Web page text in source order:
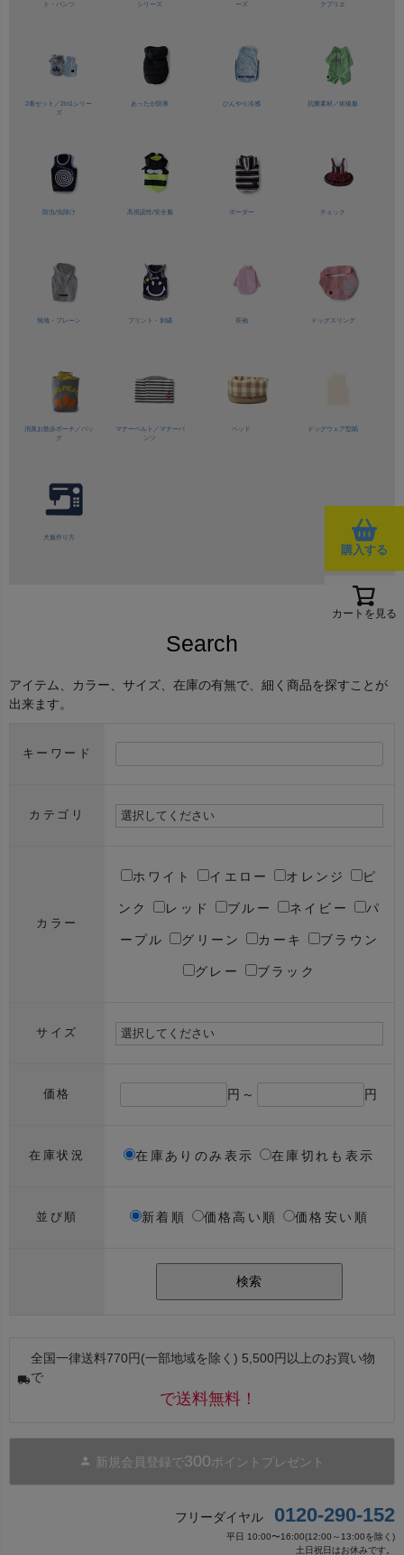
購入する
カートを見る
ト・パンツ
シリーズ
ーズ
クプリエ
2着セット／2in1シリー
ズ
あったか防寒 ひんやり冷感 抗菌素材／ 術後服
防虫/虫除け 高視認性/安全服 ボーダー チェック
無地・プレーン プリント・刺繍 長袖 ドッグスリング
消臭お散歩ポーチ／バッ
グ
マナーベルト／ マナーパ
ンツ
ベッド ドッグウェア型紙
犬服作り方
Search
アイテム、カラー、サイズ、在庫の有無で、細く商品を探すことが
出来ます。
キーワード
カテゴリ
カラー
ホワイト イエロー オレンジ ピ
ンク レッド ブルー ネイビー パ
ープル グリーン カーキ ブラウン
グレー ブラック
サイズ
価格 円～ 円
在庫状況 在庫ありのみ表示 在庫切れも表示
並び順 新着順 価格高い順 価格安い順
検索
全国一律送料770円(一部地域を除く) 5,500円以上のお買い物
で
で送料無料！
新規会員登録で300ポイントプレゼント
フリーダイヤル 0120-290-152
平日 10:00〜16:00(12:00～13:00を除く)
土日祝日はお休みです。